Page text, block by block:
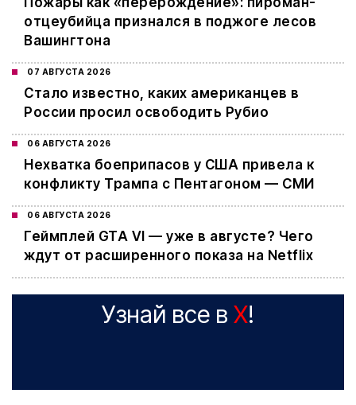
отцеубийца признался в поджоге лесов
Вашингтона
07 АВГУСТА 2026
Стало известно, каких американцев в
России просил освободить Рубио
06 АВГУСТА 2026
Нехватка боеприпасов у США привела к
конфликту Трампа с Пентагоном — СМИ
06 АВГУСТА 2026
Геймплей GTA VI — уже в августе? Чего
ждут от расширенного показа на Netflix
Узнай все в X!